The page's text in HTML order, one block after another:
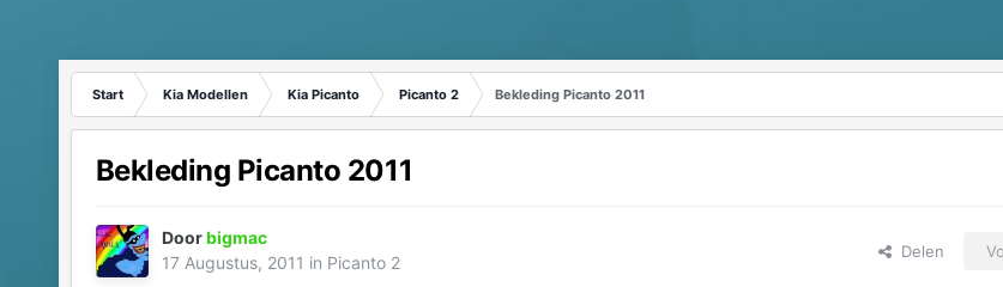
Start Kia Modellen Kia Picanto Picanto 2 Bekleding Picanto 2011
Bekleding Picanto 2011
Doorbigmac
17 Augustus, 2011 in Picanto 2
Delen